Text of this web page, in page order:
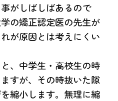
がしばしばあるので
の矯正認定医の先生が
が原因とは考えにくい
、中学生・高校生の時
すが、その時抜いた隙
縮小します。無理に縮